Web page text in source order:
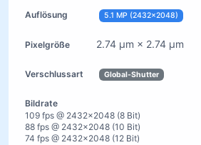
5.1 MP (2432×2048)
2.74 µm × 2.74 µm
Global-Shutter
109 fps @ 2432×2048 (8 Bit)
88 fps @ 2432×2048 (10 Bit)
74 fps @ 2432×2048 (12 Bit)